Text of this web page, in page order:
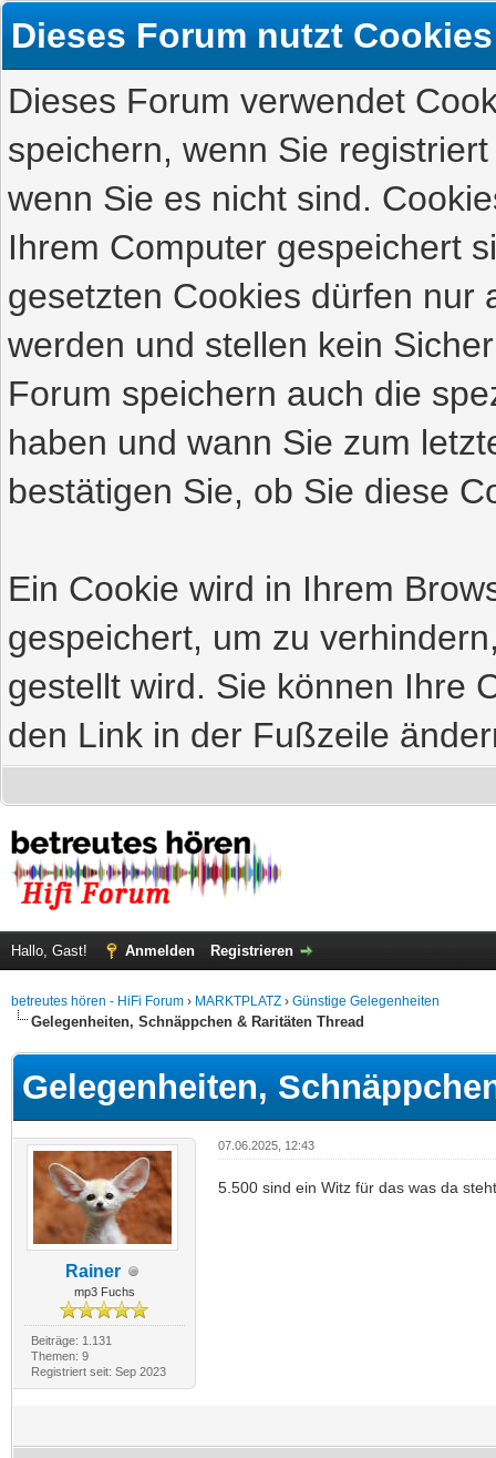
Dieses Forum nutzt Cookies
Dieses Forum verwendet
speichern, wenn Sie
wenn Sie es nicht sind.
Ihrem Computer gespeichert
gesetzten Cookies dürfen nur
werden und stellen kein
Forum speichern auch die
haben und wann Sie zum
bestätigen Sie, ob Sie diese
Ein Cookie wird in Ihrem
gespeichert, um zu
gestellt wird. Sie können Ihre
den Link in der Fußzeile
Hallo, Gast! Anmelden Registrieren
betreutes hören - HiFi Forum › MARKTPLATZ › Günstige Gelegenheiten
Gelegenheiten, Schnäppchen & Raritäten Thread
Gelegenheiten,
Rainer
mp3 Fuchs
Beiträge: 1.131
Themen: 9
Registriert seit: Sep 2023
07.06.2025, 12:43
5.500 sind ein Witz für das was da